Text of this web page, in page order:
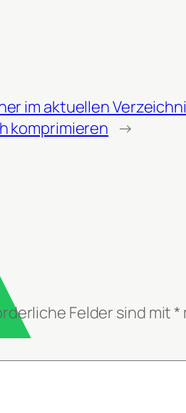
im aktuellen
komprimieren →
Felder sind mit*